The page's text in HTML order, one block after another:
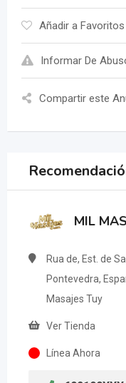
Añadir a Favoritos
Informar De
Compartir este
MIL
Rua de, Est. de
Pontevedra,
Masajes Tuy
Ver Tienda
Línea Ahora